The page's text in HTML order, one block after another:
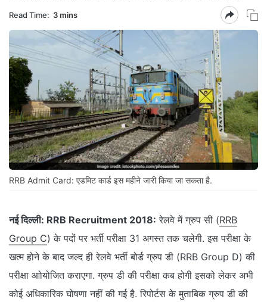
Read Time: 3 mins
RRB Admit Card: एडमिट कार्ड इस महीने जारी किया जा सकता है.
नई दिल्ली: RRB Recruitment 2018: रेलवे में ग्रुप सी (RRB
Group C) के पदों पर भर्ती परीक्षा 31 अगस्त तक चलेगी. इस परीक्षा के
खत्म होने के बाद जल्द ही रेलवे भर्ती बोर्ड ग्रुप डी (RRB Group D) की
परीक्षा आोयोजित कराएगा. ग्रुप डी की परीक्षा कब होगी इसको लेकर अभी
कोई अधिकारिक घोषणा नहीं की गई है. रिपोर्टस के मुताबिक ग्रुप डी की